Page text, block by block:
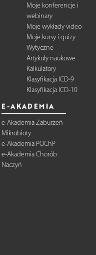
Moje konferencje i
webinary
Moje wykłady video
Moje kursy i quizy
Wytyczne
Artykuły naukowe
Kalkulatory
Klasyfikacja ICD-9
Klasyfikacja ICD-10
E-AKADEMIA
e-Akademia Zaburzeń
Mikrobioty
e-Akademia POChP
e-Akademia Chorób
Naczyń